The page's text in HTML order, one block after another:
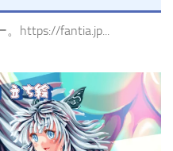
。https://fantia.jp...